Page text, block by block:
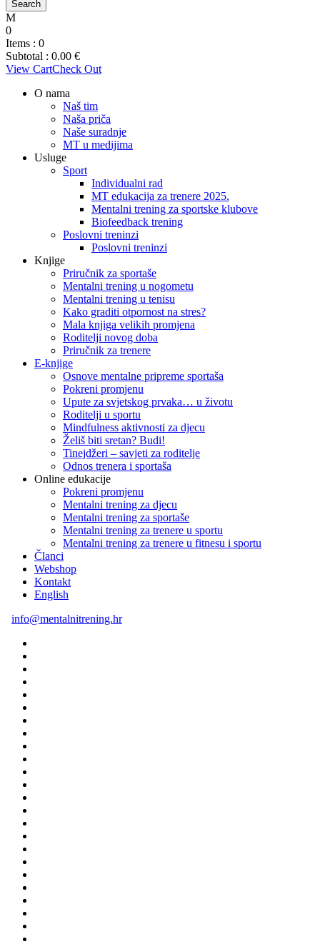
0
Items : 0
Subtotal : 0.00 €
View CartCheck Out
O nama
Naš tim
Naša priča
Naše suradnje
MT u medijima
Usluge
Sport
Individualni rad
MT edukacija za trenere 2025.
Mentalni trening za sportske klubove
Biofeedback trening
Poslovni treninzi
Poslovni treninzi
Knjige
Priručnik za sportaše
Mentalni trening u nogometu
Mentalni trening u tenisu
Kako graditi otpornost na stres?
Mala knjiga velikih promjena
Roditelji novog doba
Priručnik za trenere
E-knjige
Osnove mentalne pripreme sportaša
Pokreni promjenu
Upute za svjetskog prvaka… u životu
Roditelji u sportu
Mindfulness aktivnosti za djecu
Želiš biti sretan? Budi!
Tinejdžeri – savjeti za roditelje
Odnos trenera i sportaša
Online edukacije
Pokreni promjenu
Mentalni trening za djecu
Mentalni trening za sportaše
Mentalni trening za trenere u sportu
Mentalni trening za trenere u fitnesu i sportu
Članci
Webshop
Kontakt
English
info@mentalnitrening.hr